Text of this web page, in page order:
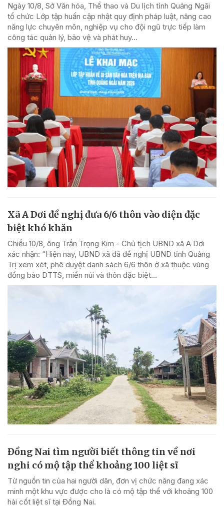
Ngày 10/8, Sở Văn hóa, Thể thao và Du lịch tỉnh Quảng Ngãi
tổ chức Lớp tập huấn cập nhật quy định pháp luật, nâng cao
năng lực chuyên môn, nghiệp vụ cho đội ngũ trực tiếp làm
công tác quản lý, bảo vệ và phát huy...
Xã A Dơi đề nghị đưa 6/6 thôn vào diện đặc
biệt khó khăn
Chiều 10/8, ông Trần Trọng Kim - Chủ tịch UBND xã A Dơi
xác nhận: “Hiện nay, UBND xã đã đề nghị UBND tỉnh Quảng
Trị xem xét, phê duyệt danh sách 6/6 thôn ở xã thuộc vùng
đồng bào DTTS, miền núi và thôn đặc biệt...
Đồng Nai tìm người biết thông tin về nơi
nghi có mộ tập thể khoảng 100 liệt sĩ
Từ nguồn tin của hai người dân, đơn vị chức năng đang xác
minh một khu vực được cho là có mộ tập thể với khoảng 100
hài cốt liệt sĩ tại Đồng Nai.